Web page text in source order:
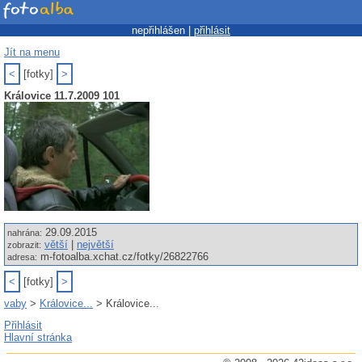
nepřihlášen | přihlásit
Jít na menu
<
[fotky]
>
Královice 11.7.2009 101
nahrána: 29.09.2015
zobrazit: větší největší
adresa: m-fotoalba.xchat.cz/fotky/26822766
< [fotky]
>
vaby > Královice... > Královice...
Přihlásit
Hlavní stránka